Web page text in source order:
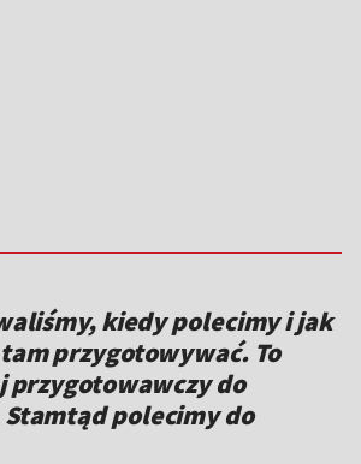
kiedy polecimy i jak
przygotowywać. To
przygotowawczy do
polecimy do